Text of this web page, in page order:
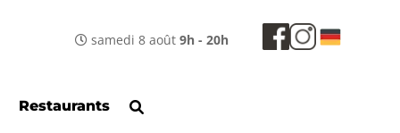
samedi 8 août 9h - 20h
Restaurants